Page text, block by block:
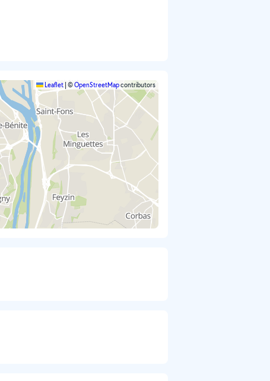
Leaflet ©OpenStreetMapcontributors